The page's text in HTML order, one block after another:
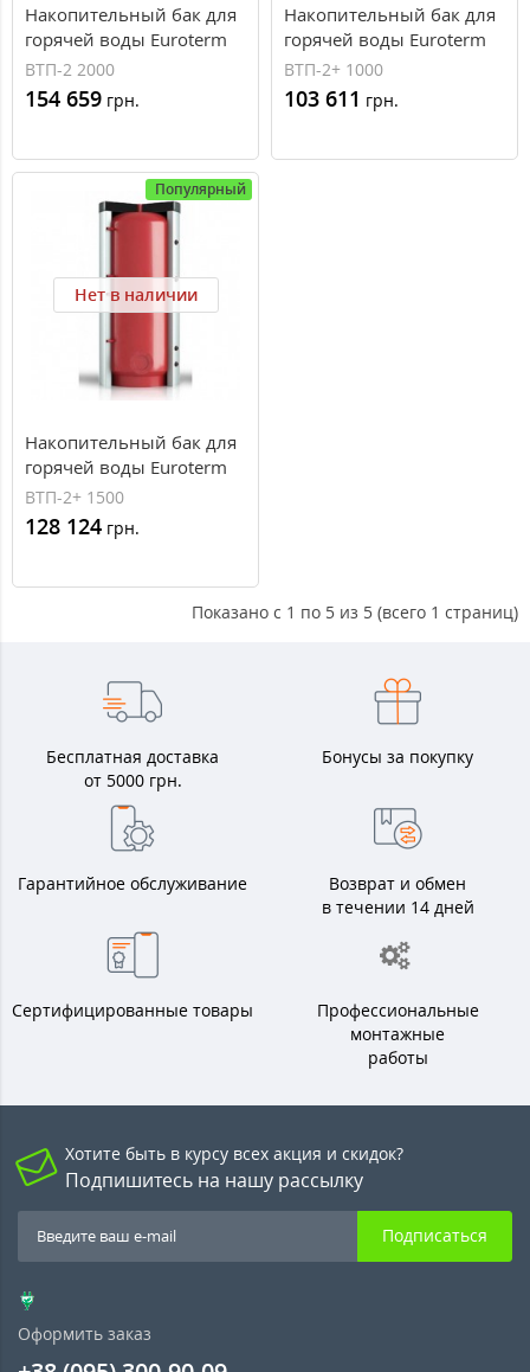
Накопительный бак для
горячей воды Euroterm
ВТП-2 2000 (2000 л, 2
теплообменника)
ВТП-2 2000
154 659 грн.
Накопительный бак для
горячей воды Euroterm
ВТП-2+ 1000 (1000 л, 2
теплообменника)
ВТП-2+ 1000
103 611 грн.
Популярный
Нет в наличии
Накопительный бак для
горячей воды Euroterm
ВТП-2+ 1500 (1500 л, 2
теплообменника)
ВТП-2+ 1500
128 124 грн.
Показано с 1 по 5 из 5 (всего 1 страниц)
Бесплатная доставка
от 5000 грн.
Бонусы за покупку
Гарантийное обслуживание
Возврат и обмен
в течении 14 дней
Сертифицированные товары
Профессиональные
монтажные
работы
Хотите быть в курсу всех акция и скидок?
Подпишитесь на нашу рассылку
Подписаться
Оформить заказ